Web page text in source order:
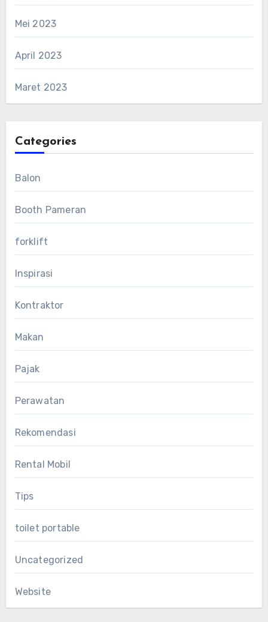
Mei 2023
April 2023
Maret 2023
Categories
Balon
Booth Pameran
forklift
Inspirasi
Kontraktor
Makan
Pajak
Perawatan
Rekomendasi
Rental Mobil
Tips
toilet portable
Uncategorized
Website